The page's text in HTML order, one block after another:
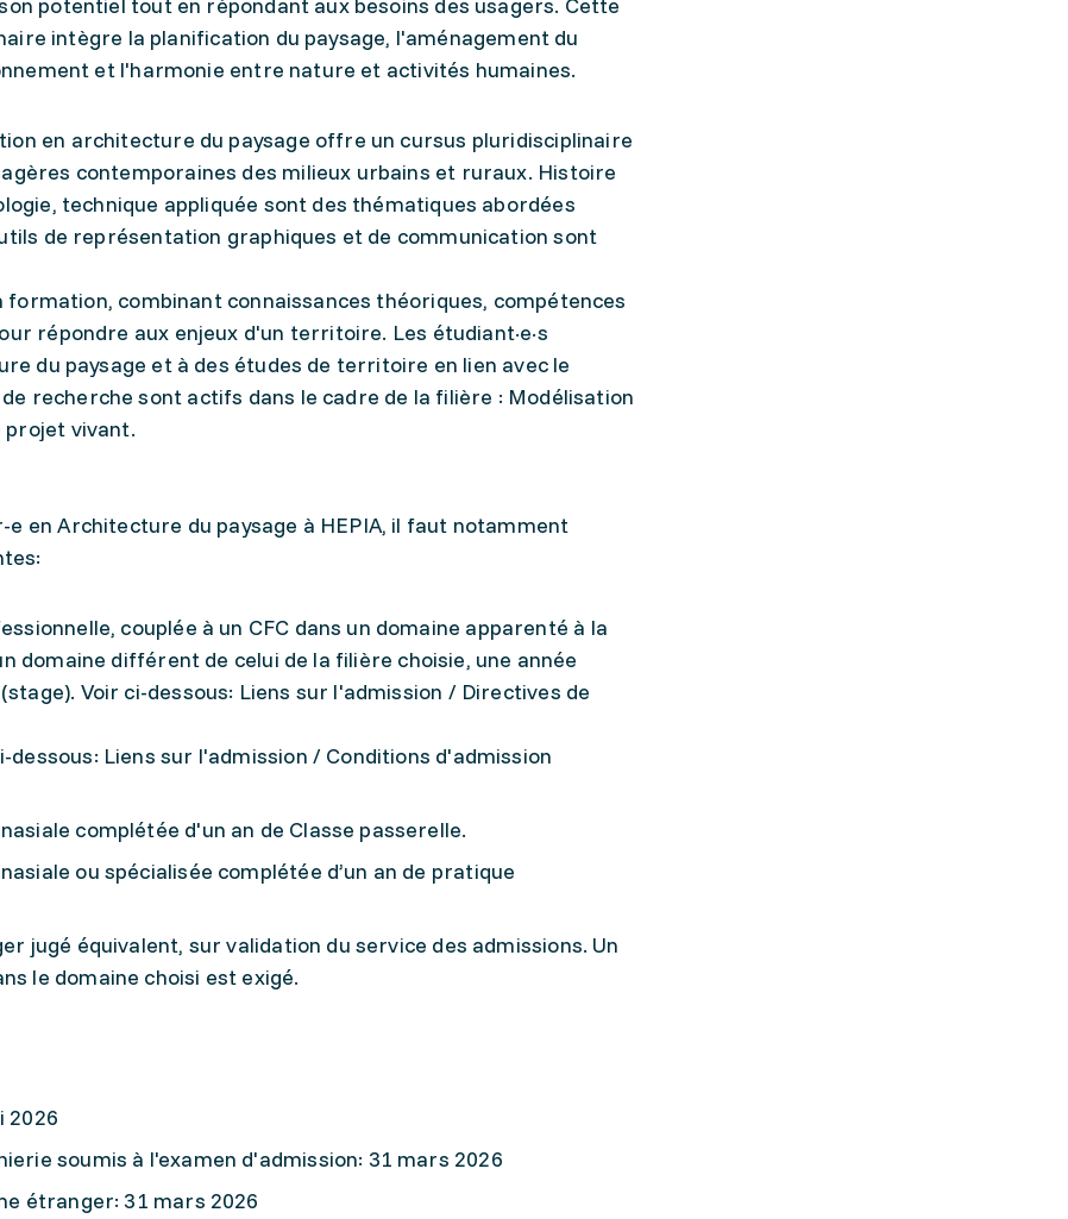
intègre la planification du paysage, l'aménagement du
et l'harmonie entre nature et activités humaines.
en architecture du paysage offre un cursus pluridisciplinaire
contemporaines des milieux urbains et ruraux. Histoire
technique appliquée sont des thématiques abordées
de représentation graphiques et de communication sont
combinant connaissances théoriques, compétences
répondre aux enjeux d'un territoire. Les étudiant·e·s
du paysage et à des études de territoire en lien avec le
recherche sont actifs dans le cadre de la filière : Modélisation
projet vivant.
e en Architecture du paysage à HEPIA, il faut notamment
couplée à un CFC dans un domaine apparenté à la
domaine différent de celui de la filière choisie, une année
Voir ci-dessous: Liens sur l'admission / Directives de
dessous: Liens sur l'admission / Conditions d'admission
complétée d'un an de Classe passerelle.
ou spécialisée complétée d’un an de pratique
jugé équivalent, sur validation du service des admissions. Un
le domaine choisi est exigé.
2026
soumis à l'examen d'admission: 31 mars 2026
étranger: 31 mars 2026